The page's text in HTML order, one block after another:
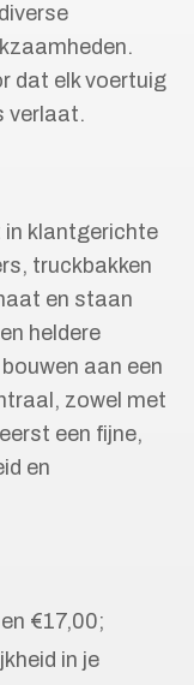
dat elk voertuig
verlaat.
in klantgerichte
truckbakken
en staan
heldere
aan een
zowel met
een fijne,
en
€17,00;
in je